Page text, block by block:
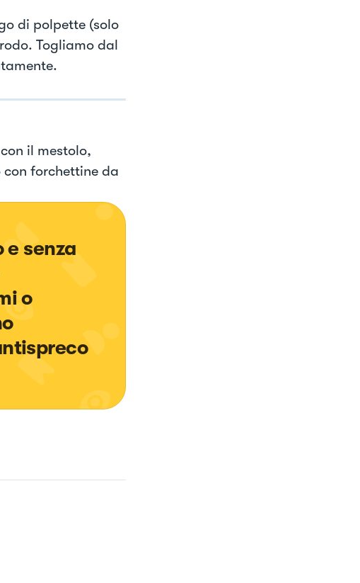
di polpette (solo
Togliamo dal
il mestolo,
forchettine da
senza
o